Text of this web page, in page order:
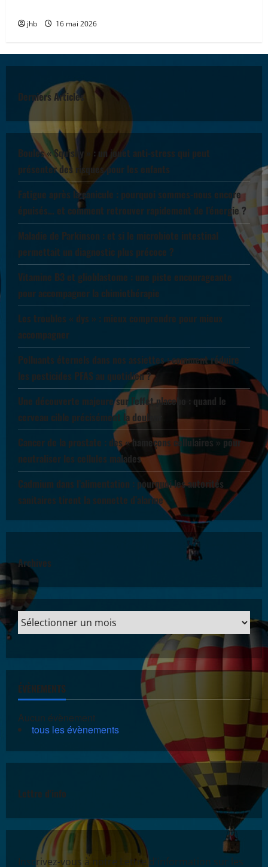
jhb 16 mai 2026
Derniers Articles
Boules « Squishy » : un jouet anti-stress qui peut
présenter des risques pour les enfants
Fatigue après la canicule : pourquoi sommes-nous encore
épuisés… et comment retrouver rapidement de l’énergie ?
Maladie de Parkinson : et si le microbiote intestinal
permettait un diagnostic plus précoce ?
Vitamine B3 et glioblastome : une piste encourageante
pour accompagner la chimiothérapie
Les troubles « dys » : mieux comprendre pour mieux
accompagner
Polluants éternels dans nos assiettes : comment réduire
les pesticides PFAS au quotidien ?
Une découverte majeure sur l’effet placebo : quand le
cerveau cible précisément la douleur
Cancer de la prostate : des « hameçons cellulaires » pour
neutraliser les cellules malades
Cadmium dans l’alimentation : pourquoi les autorités
sanitaires tirent la sonnette d’alarme
Archives
ÉVÈNEMENTS
Aucun évènement
tous les évènements
Lettre d'info
Inscrivez-vous à notre Lettre d'information sur les